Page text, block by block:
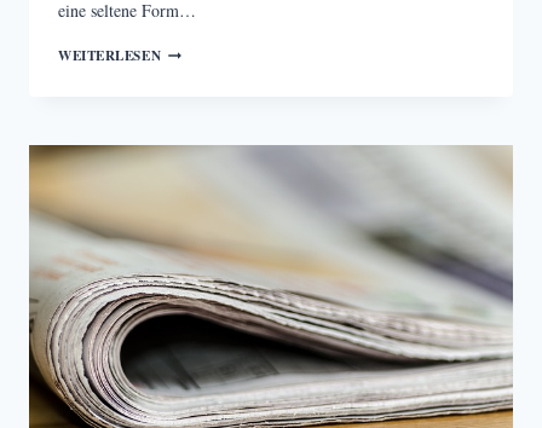
eine seltene Form…
WEITERLESENCOMIC-
BILDER